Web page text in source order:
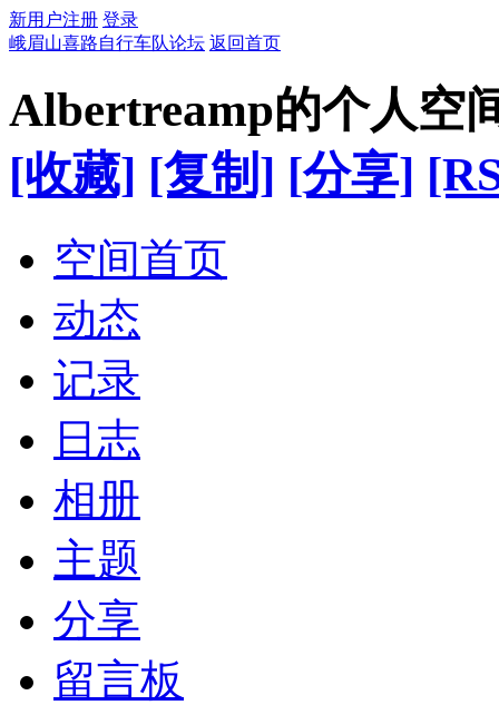
新用户注册 登录
峨眉山喜路自行车队论坛 返回首页
Albertreamp的个人空
[收藏] [复制] [分享]
空间首页
动态
记录
日志
相册
主题
分享
留言板